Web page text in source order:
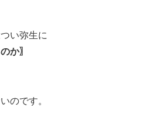
い弥生に
か〗
のです。